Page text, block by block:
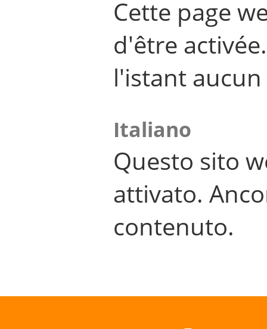
Cette page
d'être
l'istant
Italiano
Questo sito
attivato.
contenuto.